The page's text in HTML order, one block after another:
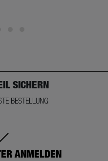
SICHERN
BESTELLUNG
ANMELDEN